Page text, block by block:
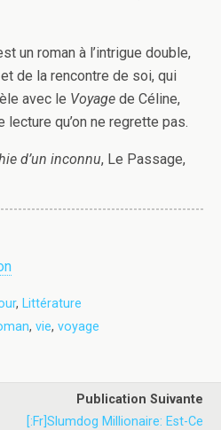
un roman à l’intrigue double,
de la rencontre de soi, qui
avec le Voyage de Céline,
lecture qu’on ne regrette pas.
d’un inconnu, Le Passage,
, Littérature
, vie, voyage
Publication Suivante
[:fr]Slumdog Millionaire: Est-Ce